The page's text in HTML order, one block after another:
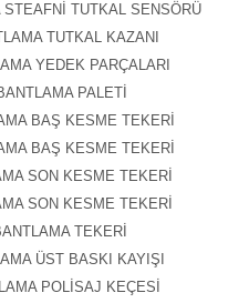
TUTKAL SENSÖRÜ
TUTKAL KAZANI
YEDEK PARÇALARI
PALETİ
BAŞ KESME TEKERİ
BAŞ KESME TEKERİ
SON KESME TEKERİ
SON KESME TEKERİ
TEKERİ
ÜST BASKI KAYIŞI
POLİSAJ KEÇESİ